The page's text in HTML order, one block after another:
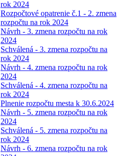
rok 2024
Rozpočtové opatrenie č.1 - 2. zmena
rozpočtu na rok 2024
Návrh - 3. zmena rozpočtu na rok
2024
Schválená - 3. zmena rozpočtu na
rok 2024
Návrh - 4. zmena rozpočtu na rok
2024
Schválená - 4. zmena rozpočtu na
rok 2024
Plnenie rozpočtu mesta k 30.6.2024
Návrh - 5. zmena rozpočtu na rok
2024
Schválená - 5. zmena rozpočtu na
rok 2024
Návrh - 6. zmena rozpočtu na rok